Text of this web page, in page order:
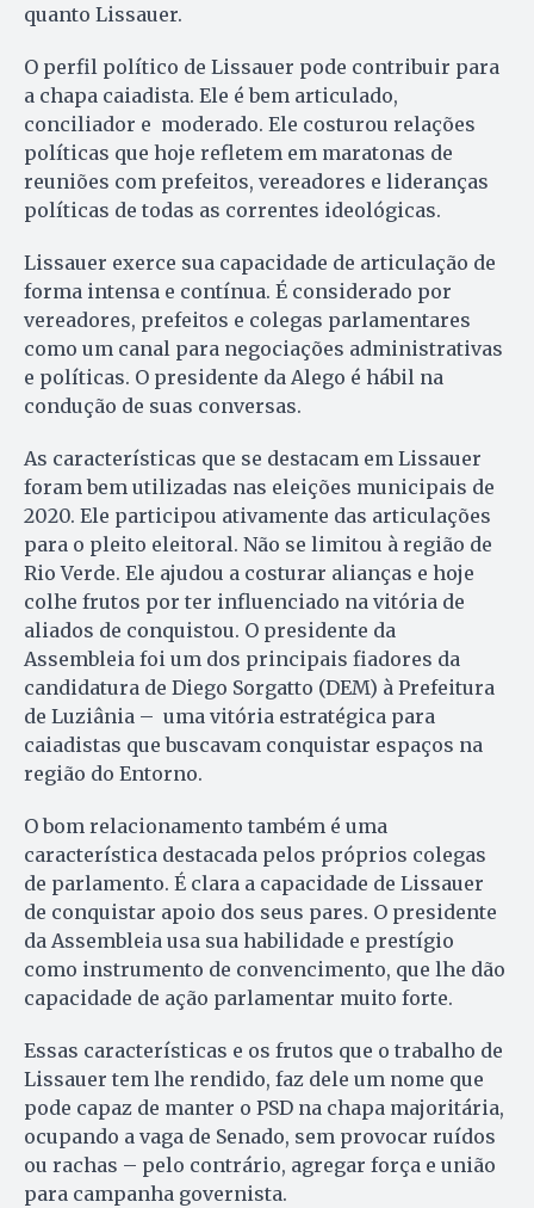
quanto Lissauer.
O perfil político de Lissauer pode contribuir para
a chapa caiadista. Ele é bem articulado,
conciliador e moderado. Ele costurou relações
políticas que hoje refletem em maratonas de
reuniões com prefeitos, vereadores e lideranças
políticas de todas as correntes ideológicas.
Lissauer exerce sua capacidade de articulação de
forma intensa e contínua. É considerado por
vereadores, prefeitos e colegas parlamentares
como um canal para negociações administrativas
e políticas. O presidente da Alego é hábil na
condução de suas conversas.
As características que se destacam em Lissauer
foram bem utilizadas nas eleições municipais de
2020. Ele participou ativamente das articulações
para o pleito eleitoral. Não se limitou à região de
Rio Verde. Ele ajudou a costurar alianças e hoje
colhe frutos por ter influenciado na vitória de
aliados de conquistou. O presidente da
Assembleia foi um dos principais fiadores da
candidatura de Diego Sorgatto (DEM) à Prefeitura
de Luziânia – uma vitória estratégica para
caiadistas que buscavam conquistar espaços na
região do Entorno.
O bom relacionamento também é uma
característica destacada pelos próprios colegas
de parlamento. É clara a capacidade de Lissauer
de conquistar apoio dos seus pares. O presidente
da Assembleia usa sua habilidade e prestígio
como instrumento de convencimento, que lhe dão
capacidade de ação parlamentar muito forte.
Essas características e os frutos que o trabalho de
Lissauer tem lhe rendido, faz dele um nome que
pode capaz de manter o PSD na chapa majoritária,
ocupando a vaga de Senado, sem provocar ruídos
ou rachas – pelo contrário, agregar força e união
para campanha governista.